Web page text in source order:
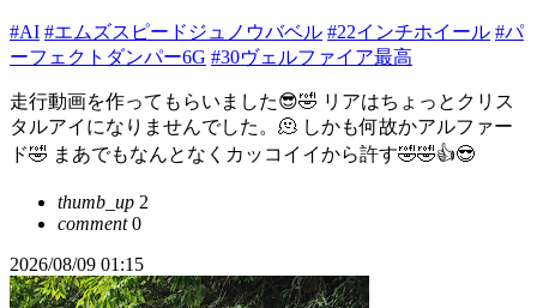
#AI #エムズスピードジュノウバベル #22インチホイール #パ
ーフェクトダンパー6G #30ヴェルファイア最高
走行動画を作ってもらいました😎🤣 リアはちょっとクリス
タルアイになりませんでした。🫠 しかも何故かアルファー
ド🤣 まあでもなんとなくカッコイイから許す🤣🤣👍😎
thumb_up 2
comment0
2026/08/09 01:15